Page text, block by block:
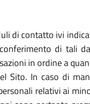
di contatto ivi
di tali
in ordine a
In caso di
relativi ai